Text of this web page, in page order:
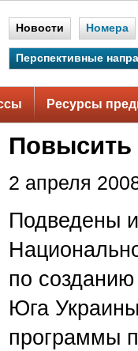
Новости Номера
Перспективные
Ресурсы
Повысить
2 апреля
Подведены
по
Юга
программы